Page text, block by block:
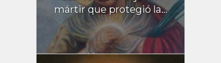
mártir que protegió la...